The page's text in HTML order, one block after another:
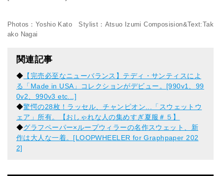
Photos：Yoshio Kato Stylist：Atsuo Izumi Composision&Text:Tak
ako Nagai
関連記事
◆ 【完売必至なニューバランス】テディ・サンティスによ
る「Made in USA」コレクションがデビュー。[990v1、99
0v2、990v3 etc...]
◆驚愕の28枚！ラッセル、チャンピオン...「スウェットウ
ェア」所有。【おしゃれな人の集めすぎ夏服＃５】
◆グラフペーパー×ループウィラーの名作スウェット、新
作は大人な一着。[LOOPWHEELER for Graphpaper 202
2]